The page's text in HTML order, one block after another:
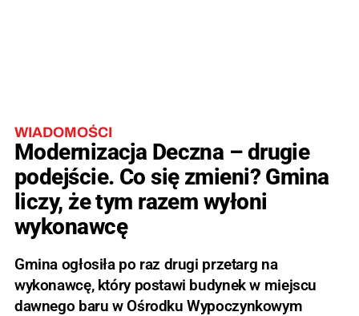
WIADOMOŚCI
Modernizacja Deczna – drugie
podejście. Co się zmieni? Gmina
liczy, że tym razem wyłoni
wykonawcę
Gmina ogłosiła po raz drugi przetarg na
wykonawcę, który postawi budynek w miejscu
dawnego baru w Ośrodku Wypoczynkowym